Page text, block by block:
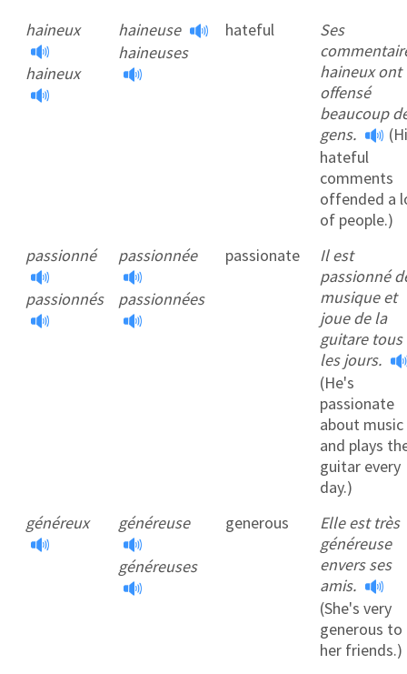
haineux
haineux
haineuse
haineuses
hateful
Ses
haineux ont
offensé
beaucoup
gens.
hateful
comments
offended a
of people.)
passionné
passionnés
passionnée
passionnées
passionate
Il est
passionné
musique et
joue de la
guitare tous
les jours.
(He's
passionate
about music
and plays
guitar every
day.)
généreux
généreuse
généreuses
generous
Elle est très
généreuse
envers ses
amis.
(She's very
generous to
her friends.)